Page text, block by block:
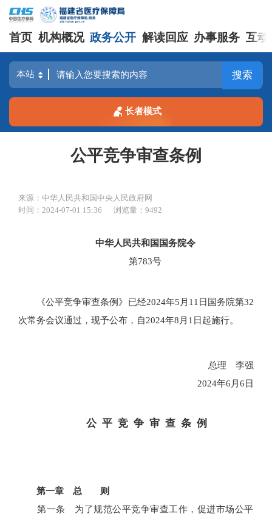
首页 机构概况 政务公开 解读回应 办事服务 互动
搜索
长者模式
公平竞争审查条例
来源：中华人民共和国中央人民政府网
时间：2024-07-01 15:36
浏览量：9492
中华人民共和国国务院令
第783号
《公平竞争审查条例》已经2024年5月11日国务院第32
次常务会议通过，现予公布，自2024年8月1日起施行。
总理 李强
2024年6月6日
公 平 竞 争 审 查 条 例
第一章 总 则
第一条 为了规范公平竞争审查工作，促进市场公平